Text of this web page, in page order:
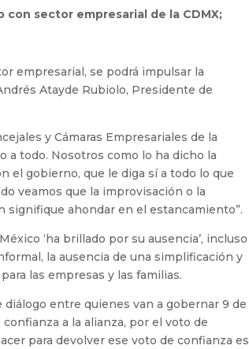
sector empresarial de la CDMX;
empresarial, se podrá impulsar la
Atayde Rubiolo, Presidente de
y Cámaras Empresariales de la
a todo. Nosotros como lo ha dicho la
el gobierno, que le diga sí a todo lo que
veamos que la improvisación o la
ahondar en el estancamiento”.
‘ha brillado por su ausencia’, incluso
la ausencia de una simplificación y
las empresas y las familias.
entre quienes van a gobernar 9 de
a la alianza, por el voto de
para devolver ese voto de confianza es